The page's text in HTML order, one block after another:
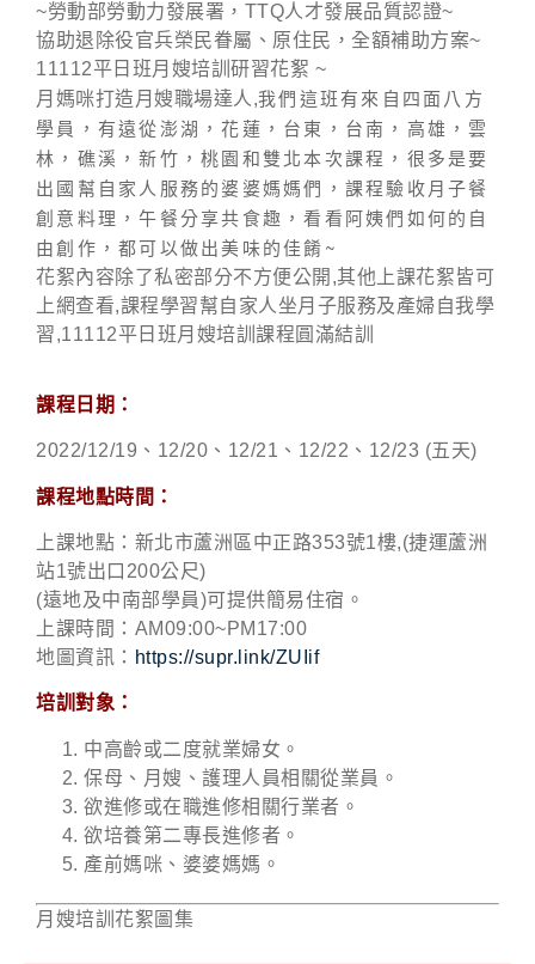
~勞動部勞動力發展署，TTQ人才發展品質認證~
協助退除役官兵榮民眷屬、原住民，全額補助方案~
11112平日班月嫂培訓研習花絮 ~
月媽咪打造月嫂職場達人 ,我們這班有來自四面八方
學員，有遠從澎湖，花蓮，台東，台南，高雄，雲
林，礁溪，新竹，桃園和雙北本次課程，很多是要
出國幫自家人服務的婆婆媽媽們，課程驗收月子餐
創意料理，午餐分享共食趣，看看阿姨們如何的自
由創作，都可以做出美味的佳餚~
花絮內容除了私密部分不方便公開,其他上課花絮皆可
上網查看,課程學習幫自家人坐月子服務及產婦自我學
習,11112平日班月嫂培訓課程圓滿結訓
課程日期：
2022/12/19、12/20、12/21、12/22、12/23 (五天)
課程地點時間：
上課地點：新北市蘆洲區中正路353號1樓,(捷運蘆洲
站1號出口200公尺)
(遠地及中南部學員)可提供簡易住宿。
上課時間：AM09:00~PM17:00
地圖資訊： https://supr.link/ZUIif
培訓對象：
中高齡或二度就業婦女。
保母、月嫂、護理人員相關從業員。
欲進修或在職進修相關行業者。
欲培養第二專長進修者。
產前媽咪、婆婆媽媽。
月嫂培訓花絮圖集